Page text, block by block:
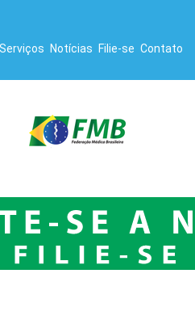
Serviços Notícias Filie-se Contato